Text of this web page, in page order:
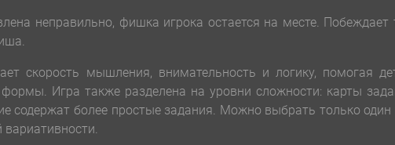
неправильно, фишка игрока остается на месте. Побеждает
скорость мышления, внимательность и логику, помогая
формы. Игра также разделена на уровни сложности: карты
содержат более простые задания. Можно выбрать только один